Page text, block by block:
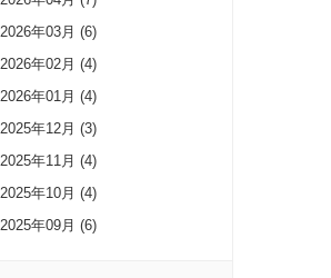
2026年03月 (6)
2026年02月 (4)
2026年01月 (4)
2025年12月 (3)
2025年11月 (4)
2025年10月 (4)
2025年09月 (6)